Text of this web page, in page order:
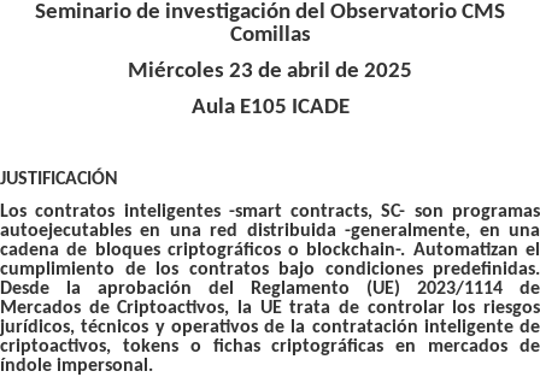
Seminario de investigación del Observatorio CMS
Comillas
Miércoles 23 de abril de 2025
Aula E105 ICADE
JUSTIFICACIÓN
Los contratos inteligentes -smart contracts, SC- son programas
autoejecutables en una red distribuida -generalmente, en una
cadena de bloques criptográficos o blockchain-. Automatizan el
cumplimiento de los contratos bajo condiciones predefinidas.
Desde la aprobación del Reglamento (UE) 2023/1114 de
Mercados de Criptoactivos, la UE trata de controlar los riesgos
jurídicos, técnicos y operativos de la contratación inteligente de
criptoactivos, tokens o fichas criptográficas en mercados de
índole impersonal.